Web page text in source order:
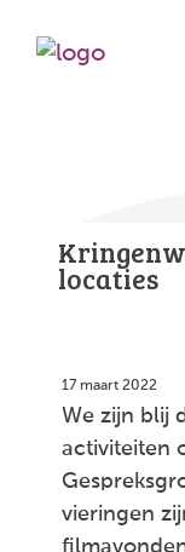
locaties
17 maart 2022
We zijn blij
activiteiten
vieringen